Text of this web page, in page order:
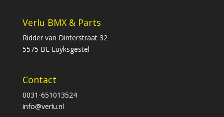
Verlu BMX & Parts
Ridder van Dinterstraat 32
5575 BL Luyksgestel
Contact
0031-651013524
info@verlu.nl